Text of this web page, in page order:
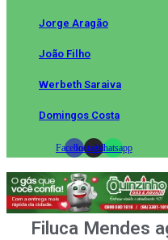
Jorge Aragão
João Filho
Werbeth Saraiva
Domingos Costa
FacebookInstagramWhatsapp
Filuca Mendes